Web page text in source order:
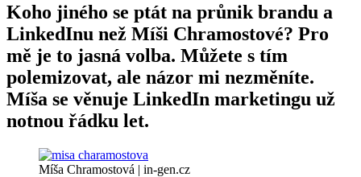
Koho jiného se ptát na průnik brandu a
LinkedInu než Míši Chramostové? Pro
mě je to jasná volba. Můžete s tím
polemizovat, ale názor mi nezměníte.
Míša se věnuje LinkedIn marketingu už
notnou řádku let.
Míša Chramostová | in-gen.cz